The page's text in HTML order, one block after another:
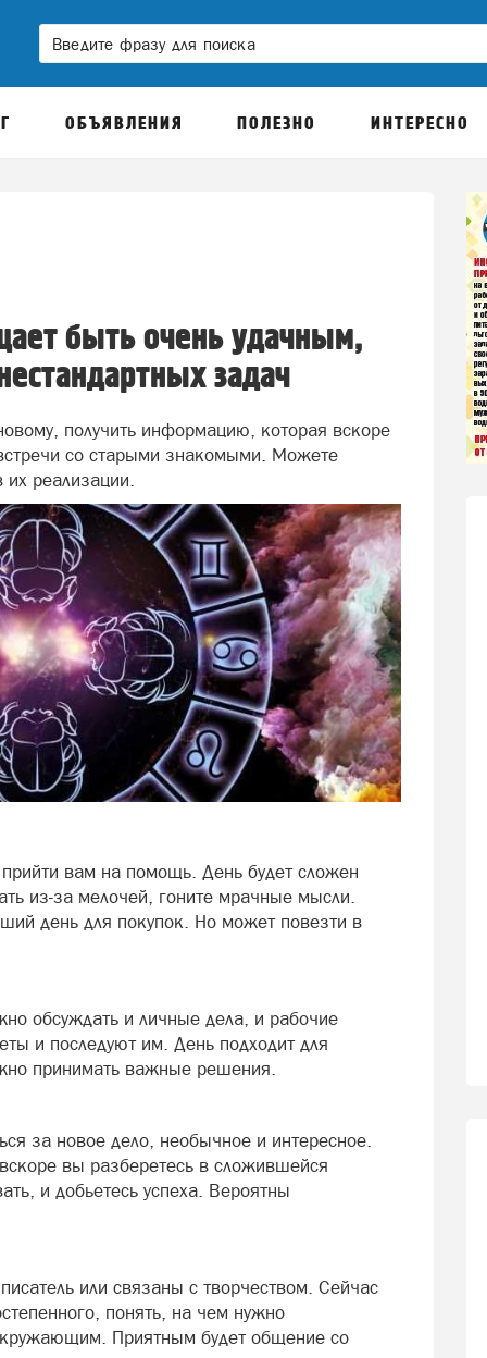
ОБЪЯВЛЕНИЯ ПОЛЕЗНО ИНТЕРЕСНО
быть очень удачным,
задач
получить информацию, которая вскоре
со старыми знакомыми. Можете
их реализации.
вам на помощь. День будет сложен
из-за мелочей, гоните мрачные мысли.
день для покупок. Но может повезти в
обсуждать и личные дела, и рабочие
и последуют им. День подходит для
принимать важные решения.
за новое дело, необычное и интересное.
вы разберетесь в сложившейся
и добьетесь успеха. Вероятны
или связаны с творчеством. Сейчас
понять, на чем нужно
Приятным будет общение со